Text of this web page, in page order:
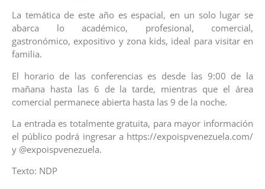
La temática de este año es espacial, en un solo lugar se
abarca lo académico, profesional, comercial,
gastronómico, expositivo y zona kids, ideal para visitar en
familia.
El horario de las conferencias es desde las 9:00 de la
mañana hasta las 6 de la tarde, mientras que el área
comercial permanece abierta hasta las 9 de la noche.
La entrada es totalmente gratuita, para mayor información
el público podrá ingresar a https://expoispvenezuela.com/
y @expoispvenezuela.
Texto: NDP